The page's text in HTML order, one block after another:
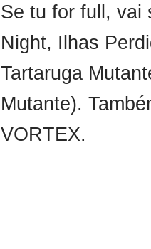
Se tu for full, vai
Night, Ilhas
Tartaruga
Mutante).
VORTEX.